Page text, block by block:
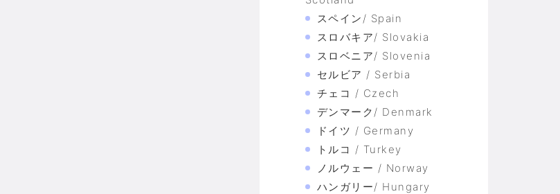
スペイン/ Spain
スロバキア/ Slovakia
スロベニア/ Slovenia
セルビア / Serbia
チェコ / Czech
デンマーク/ Denmark
ドイツ / Germany
トルコ / Turkey
ノルウェー / Norway
ハンガリー/ Hungary